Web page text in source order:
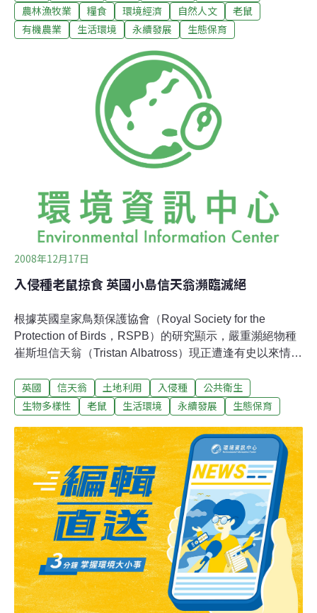
到光光光，怕連老鼠都沒得吃了，「恰早你老祖尹割稻
仔，攏嗎會留田角乎老鼠吃！阮細漢ㄟ時都還留過咧！」
「啥米是『留田角』？」這是我生平第一次聽到的陌生辭
彙。「就是割稻仔勿使割尬光光，田角要留幾撮仔乎老鼠
吃。」「留著的稻穗也有鳥仔會來吃吧，敢一定能給老鼠
呢？」鳥仔來還要趕哩，那時連落在田裡一粒穀子都撿得
乾乾淨淨，就是田角一定勿使收，囝仔去抽一穗大人都要
罵。」小只聽人們視鼠如患，這是頭一遭聽說人為鼠留
食。老人有此一說：遠古時候人苦於饑饉，是老鼠從天庭
咬來穀種給人種作，人和鼠從此有了協議，每逢收割一定
農林漁牧業
糧食 環境經濟 自然人文
老鼠
有機農業
生活環境 永續發展 生態保育
2008年12月17日
入侵種老鼠掠食 英國小島信天翁瀕臨滅絕
根據英國皇家鳥類保護協會（Royal Society for the
Protection of Birds，RSPB）的研究顯示，嚴重瀕絕物種
崔斯坦信天翁（Tristan Albatross）現正遭逢有史以來情況
坦信天翁的幼鳥數量比他原本該有的數量少了約五倍之
多，因為從外地引進且具掠食性的的入侵鼠種，正漸漸侵
島是英國在南大西洋的屬地，也是信天翁的唯一棲地。 今
年1月間針對果夫島上的崔斯坦信天翁所做一份完整的調
查顯示，當時還有1764隻成年的信天翁在孵蛋；然而之後
的調查卻表示只有246隻幼鳥順利孵化成功。 國際鳥盟
（BirdLife）世界海鳥保育計畫主席克羅沙（John
Croxall）表示：「崔斯坦信天翁現在遭受嚴重的雙重打
擊：牠的幼鳥因為外來鼠種的掠食而早夭，而成鳥和半成
鳥（
英國 信天翁 土地利用 入侵種
公共衛生
生物多樣性
老鼠 生活環境 永續發展 生態保育